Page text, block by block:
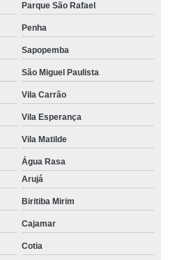
Parque São Rafael
Penha
Sapopemba
São Miguel Paulista
Vila Carrão
Vila Esperança
Vila Matilde
Água Rasa
Arujá
Biritiba Mirim
Cajamar
Cotia